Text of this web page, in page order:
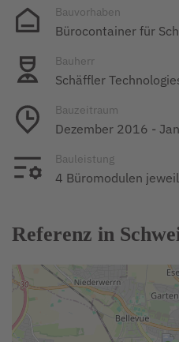
Bauvorhaben
Bürocontainer für
Bauherr
Schäffler
Bauzeitraum
Dezember 2016 -
Bauleistung
4 Büromodulen
Referenz in